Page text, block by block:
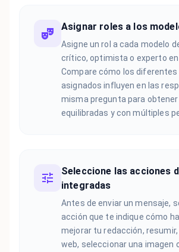
Asignar roles a los
Asigne un rol a cada modelo
crítico, optimista o experto en
Compare cómo los diferentes
asignados influyen en las
misma pregunta para
equilibradas y con múltiples
Seleccione las acciones
integradas
Antes de enviar un mensaje,
acción que te indique cómo
mejorar tu redacción,
web, seleccionar una imagen